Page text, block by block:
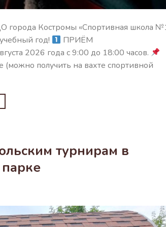
Костромы «Спортивная школа
год!
ПРИЁМ
2026 года с 9:00 до 18:00 часов.
получить на вахте спортивной
турнирам в